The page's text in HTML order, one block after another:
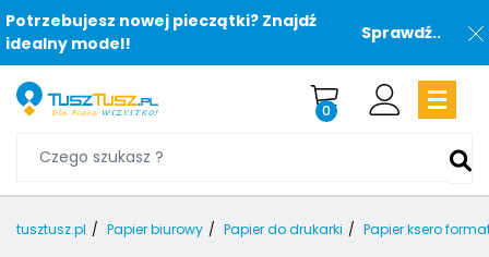
Potrzebujesz nowej pieczątki? Znajdź
idealny model!
Sprawdź..
0
tusztusz.pl Papier biurowy Papier do drukarki Papier ksero